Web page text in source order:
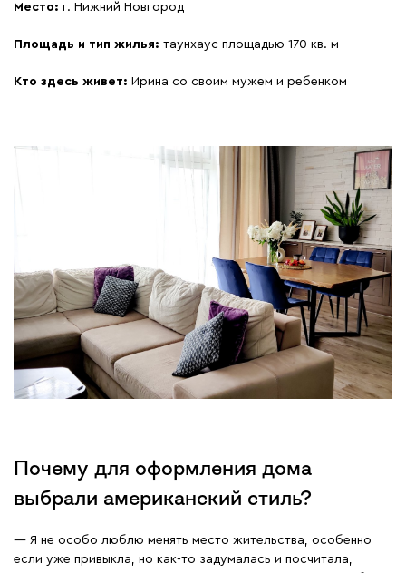
Место: г. Нижний Новгород
Площадь и тип жилья: таунхаус площадью 170 кв. м
Кто здесь живет: Ирина со своим мужем и ребенком
Почему для оформления дома
выбрали американский стиль?
— Я не особо люблю менять место жительства, особенно
если уже привыкла, но как-то задумалась и посчитала,